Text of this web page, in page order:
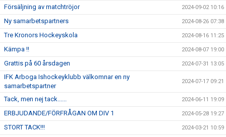
Försäljning av matchtröjor 2024-09-02 10:16
Ny samarbetspartners 2024-08-26 07:38
Tre Kronors Hockeyskola 2024-08-16 11:25
Kämpa !! 2024-08-07 19:00
Grattis på 60 årsdagen 2024-07-31 13:05
IFK Arboga Ishockeyklubb välkomnar en ny
samarbetspartner
2024-07-17 09:21
Tack, men nej tack...... 2024-06-11 19:09
ERBJUDANDE/FÖRFRÅGAN OM DIV 1 2024-05-28 19:27
STORT TACK!!! 2024-03-21 10:59